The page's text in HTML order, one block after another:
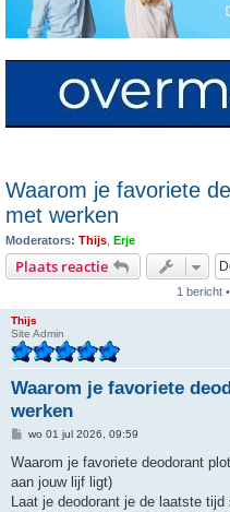
Waarom je favoriete
met werken
Moderators: Thijs Erje
Plaats reactie
1 bericht
Thijs
Site Admin
Waarom je favoriete
werken
B
r
c
h
wo 01 jul 2026, 09:59
Waarom je favoriete deodorant
aan jouw lijf ligt)
Laat je deodorant je de laatste